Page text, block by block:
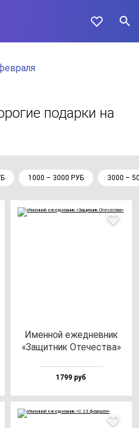
подарки на
1000 – 3000 РУБ 3000 –
Имен­ной ежед­нев­ник
«Защит­ник Оте­чес­тва»
1799 руб